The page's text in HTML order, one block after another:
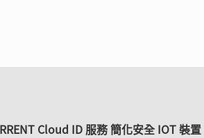
Cloud ID 服務 簡化安全 IOT 裝置